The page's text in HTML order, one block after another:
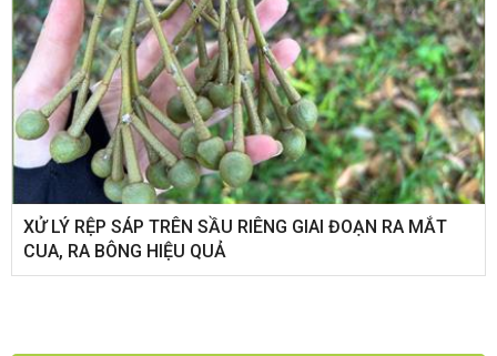
XỬ LÝ RỆP SÁP TRÊN SẦU RIÊNG GIAI ĐOẠN RA MẮT
CUA, RA BÔNG HIỆU QUẢ